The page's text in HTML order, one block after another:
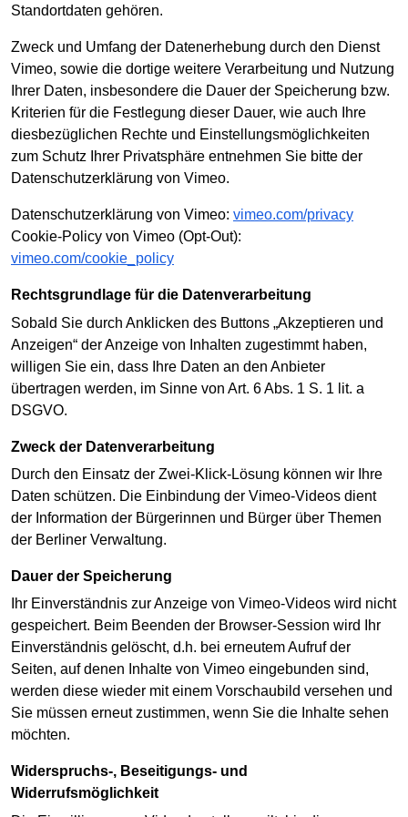
Standortdaten gehören.
Zweck und Umfang der Datenerhebung durch den Dienst
Vimeo, sowie die dortige weitere Verarbeitung und Nutzung
Ihrer Daten, insbesondere die Dauer der Speicherung bzw.
Kriterien für die Festlegung dieser Dauer, wie auch Ihre
diesbezüglichen Rechte und Einstellungsmöglichkeiten
zum Schutz Ihrer Privatsphäre entnehmen Sie bitte der
Datenschutzerklärung von Vimeo.
Datenschutzerklärung von Vimeo: vimeo.com/privacy
Cookie-Policy von Vimeo (Opt-Out):
vimeo.com/cookie_policy
Rechtsgrundlage für die Datenverarbeitung
Sobald Sie durch Anklicken des Buttons „Akzeptieren und
Anzeigen“ der Anzeige von Inhalten zugestimmt haben,
willigen Sie ein, dass Ihre Daten an den Anbieter
übertragen werden, im Sinne von Art. 6 Abs. 1 S. 1 lit. a
DSGVO.
Zweck der Datenverarbeitung
Durch den Einsatz der Zwei-Klick-Lösung können wir Ihre
Daten schützen. Die Einbindung der Vimeo-Videos dient
der Information der Bürgerinnen und Bürger über Themen
der Berliner Verwaltung.
Dauer der Speicherung
Ihr Einverständnis zur Anzeige von Vimeo-Videos wird nicht
gespeichert. Beim Beenden der Browser-Session wird Ihr
Einverständnis gelöscht, d.h. bei erneutem Aufruf der
Seiten, auf denen Inhalte von Vimeo eingebunden sind,
werden diese wieder mit einem Vorschaubild versehen und
Sie müssen erneut zustimmen, wenn Sie die Inhalte sehen
möchten.
Widerspruchs-, Beseitigungs- und
Widerrufsmöglichkeit